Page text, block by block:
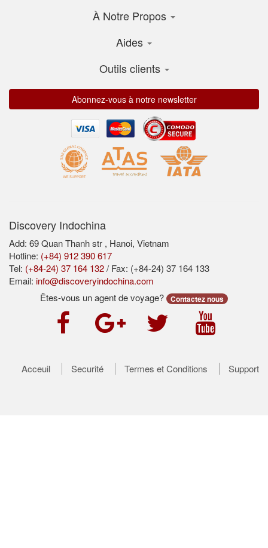
À Notre Propos
Aides
Outils clients
Abonnez-vous à notre newsletter
Discovery Indochina
Add: 69 Quan Thanh str , Hanoi, Vietnam
Hotline: (+84) 912 390 617
Tel: (+84-24) 37 164 132/ Fax: (+84-24) 37 164 133
Email: info@discoveryindochina.com
Êtes-vous un agent de voyage?
Contactez nous
Acceuil Securité Termes et Conditions Support